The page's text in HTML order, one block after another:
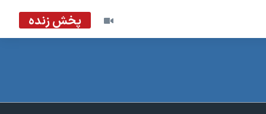
پخش زنده